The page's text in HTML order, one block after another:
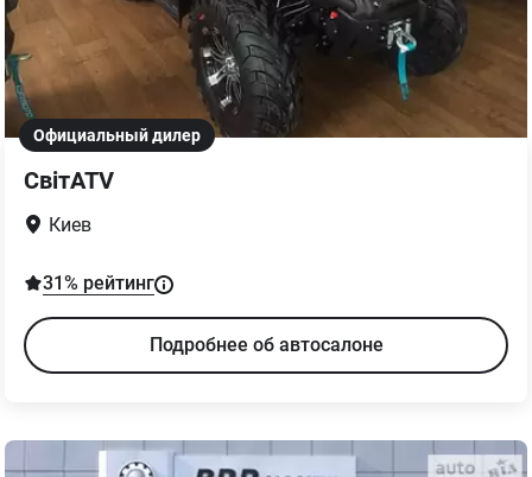
Официальный дилер
СвітATV
Киев
31% рейтинг
Подробнее об автосалоне